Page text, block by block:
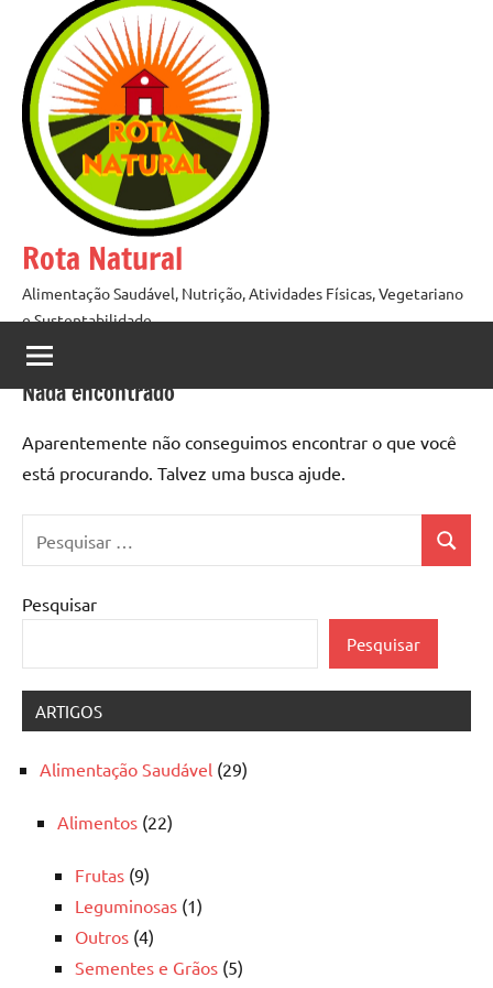
conteúdo
Rota Natural
Alimentação Saudável, Nutrição, Atividades Físicas, Vegetariano
e Sustentabilidade
Nada encontrado
Aparentemente não conseguimos encontrar o que você
está procurando. Talvez uma busca ajude.
por:
Pesquisar
Pesquisar
ARTIGOS
Alimentação Saudável (29)
Alimentos (22)
Frutas (9)
Leguminosas (1)
Outros (4)
Sementes e Grãos (5)